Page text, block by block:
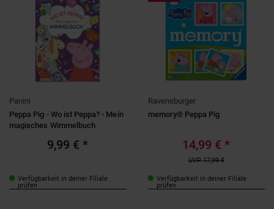
Panini
Peppa Pig - Wo ist Peppa? - Mein
magisches Wimmelbuch
9,99 € *
Verfügbarkeit in deiner Filiale
prüfen
Ravensburger
memory® Peppa Pig
14,99 € *
UVP 17,99 €
Verfügbarkeit in deiner Filiale
prüfen